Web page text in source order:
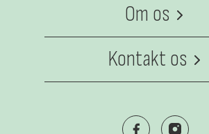
Om os
Kontakt os
FacebookInstagram